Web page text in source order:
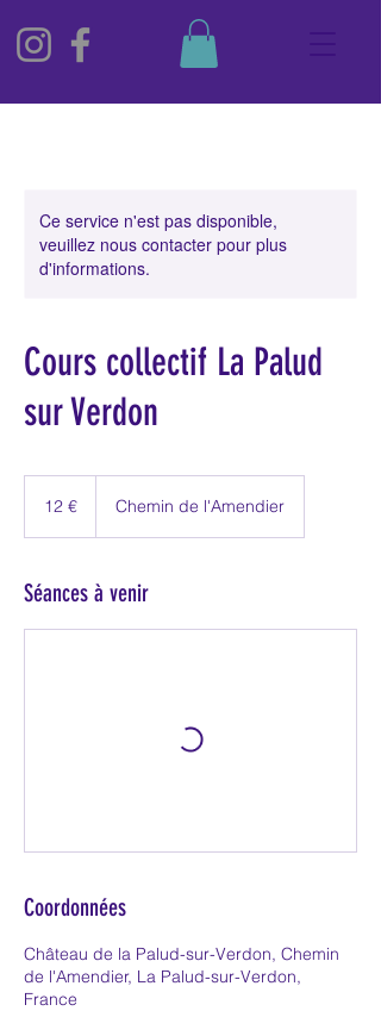
Ce service n'est pas disponible,
veuillez nous contacter pour plus
d'informations.
Cours collectif La Palud
sur Verdon
12 € Chemin de l'Amendier
Séances à venir
Coordonnées
Château de la Palud-sur-Verdon, Chemin
de l'Amendier, La Palud-sur-Verdon,
France